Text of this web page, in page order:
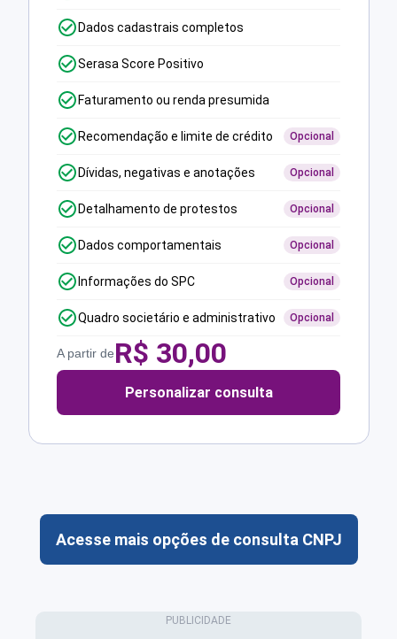
Dados cadastrais completos
Serasa Score Positivo
Faturamento ou renda presumida
Recomendação e limite de crédito Opcional
Dívidas, negativas e anotações Opcional
Detalhamento de protestos Opcional
Dados comportamentais Opcional
Informações do SPC Opcional
Quadro societário e administrativo Opcional
A partir deR$ 30,00
Personalizar consulta
Acesse mais opções de consulta CNPJ